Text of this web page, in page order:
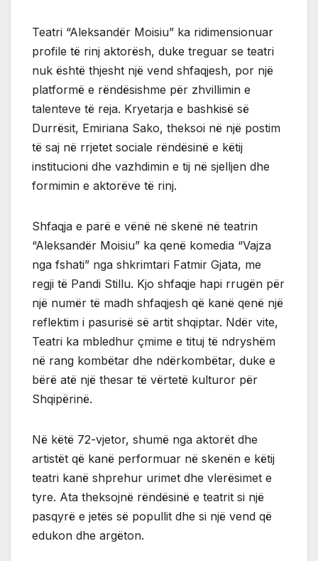
Teatri “Aleksandër Moisiu” ka ridimensionuar
profile të rinj aktorësh, duke treguar se teatri
nuk është thjesht një vend shfaqjesh, por një
platformë e rëndësishme për zhvillimin e
talenteve të reja. Kryetarja e bashkisë së
Durrësit, Emiriana Sako, theksoi në një postim
të saj në rrjetet sociale rëndësinë e këtij
institucioni dhe vazhdimin e tij në sjelljen dhe
formimin e aktorëve të rinj.
Shfaqja e parë e vënë në skenë në teatrin
“Aleksandër Moisiu” ka qenë komedia “Vajza
nga fshati” nga shkrimtari Fatmir Gjata, me
regji të Pandi Stillu. Kjo shfaqje hapi rrugën për
një numër të madh shfaqjesh që kanë qenë një
reflektim i pasurisë së artit shqiptar. Ndër vite,
Teatri ka mbledhur çmime e tituj të ndryshëm
në rang kombëtar dhe ndërkombëtar, duke e
bërë atë një thesar të vërtetë kulturor për
Shqipërinë.
Në këtë 72-vjetor, shumë nga aktorët dhe
artistët që kanë performuar në skenën e këtij
teatri kanë shprehur urimet dhe vlerësimet e
tyre. Ata theksojnë rëndësinë e teatrit si një
pasqyrë e jetës së popullit dhe si një vend që
edukon dhe argëton.